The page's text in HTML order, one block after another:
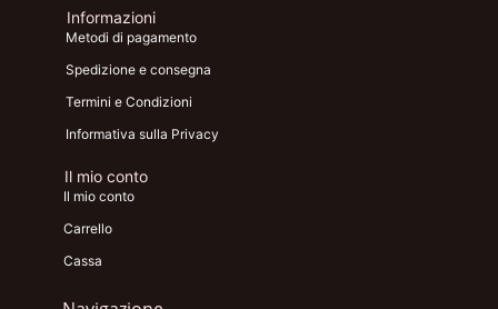
Informazioni
Metodi di pagamento
Spedizione e consegna
Termini e Condizioni
Informativa sulla Privacy
Il mio conto
Il mio conto
Carrello
Cassa